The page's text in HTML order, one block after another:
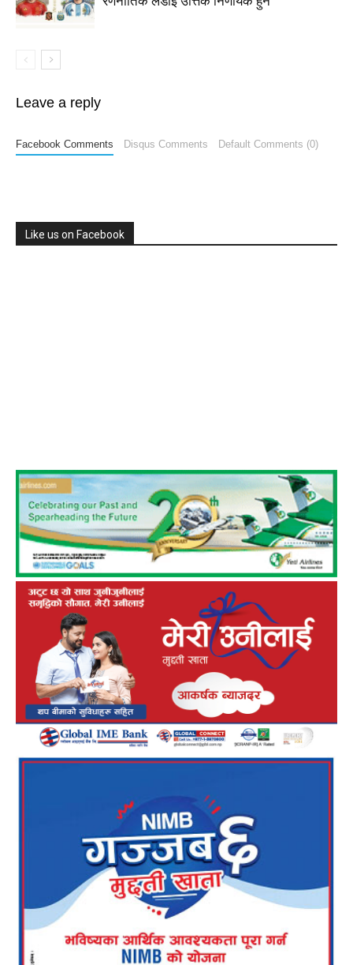
Leave a reply
Facebook Comments Disqus Comments Default Comments (0)
Like us on Facebook